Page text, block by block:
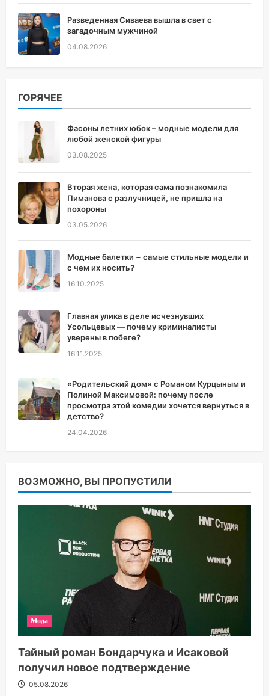
Разведенная Сиваева вышла в свет с
загадочным мужчиной
04.08.2026
ГОРЯЧЕЕ
Фасоны летних юбок – модные модели для
любой женской фигуры
03.08.2025
Вторая жена, которая сама познакомила
Пиманова с разлучницей, не пришла на
похороны
03.05.2026
Модные балетки − самые стильные модели и
с чем их носить?
16.10.2025
Главная улика в деле исчезнувших
Усольцевых — почему криминалисты
уверены в побеге?
16.11.2025
«Родительский дом» с Романом Курцыным и
Полиной Максимовой: почему после
просмотра этой комедии хочется вернуться в
детство?
24.04.2026
ВОЗМОЖНО, ВЫ ПРОПУСТИЛИ
Мода
Тайный роман Бондарчука и Исаковой
получил новое подтверждение
05.08.2026